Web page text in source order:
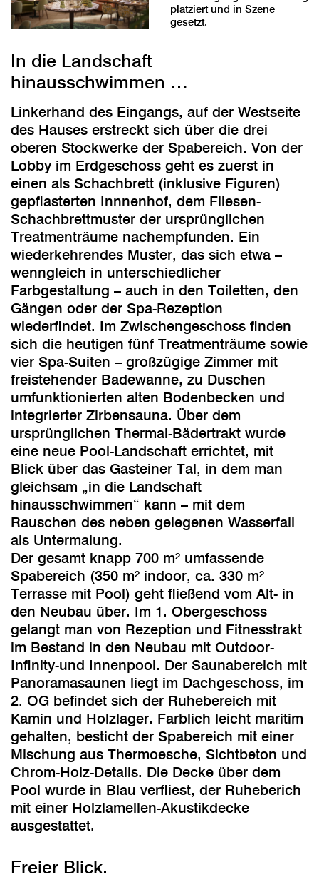
platziert und in Szene
gesetzt.
In die Landschaft
hinausschwimmen …
Linkerhand des Eingangs, auf der Westseite
des Hauses erstreckt sich über die drei
oberen Stockwerke der Spabereich. Von der
Lobby im Erdgeschoss geht es zuerst in
einen als Schachbrett (inklusive Figuren)
gepflasterten Innnenhof, dem Fliesen-
Schachbrettmuster der ursprünglichen
Treatmenträume nachempfunden. Ein
wiederkehrendes Muster, das sich etwa –
wenngleich in unterschiedlicher
Farbgestaltung – auch in den Toiletten, den
Gängen oder der Spa-Rezeption
wiederfindet. Im Zwischengeschoss finden
sich die heutigen fünf Treatmenträume sowie
vier Spa-Suiten – großzügige Zimmer mit
freistehender Badewanne, zu Duschen
umfunktionierten alten Bodenbecken und
integrierter Zirbensauna. Über dem
ursprünglichen Thermal-Bädertrakt wurde
eine neue Pool-Landschaft errichtet, mit
Blick über das Gasteiner Tal, in dem man
gleichsam „in die Landschaft
hinausschwimmen“ kann – mit dem
Rauschen des neben gelegenen Wasserfall
als Untermalung.
Der gesamt knapp 700 m² umfassende
Spabereich (350 m² indoor, ca. 330 m²
Terrasse mit Pool) geht fließend vom Alt- in
den Neubau über. Im 1. Obergeschoss
gelangt man von Rezeption und Fitnesstrakt
im Bestand in den Neubau mit Outdoor-
Infinity-und Innenpool. Der Saunabereich mit
Panoramasaunen liegt im Dachgeschoss, im
2. OG befindet sich der Ruhebereich mit
Kamin und Holzlager. Farblich leicht maritim
gehalten, besticht der Spabereich mit einer
Mischung aus Thermoesche, Sichtbeton und
Chrom-Holz-Details. Die Decke über dem
Pool wurde in Blau verfliest, der Ruheberich
mit einer Holzlamellen-Akustikdecke
ausgestattet.
Freier Blick.